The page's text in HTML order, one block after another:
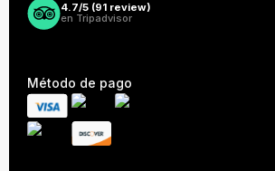
4.7/5 (91review)
en Tripadvisor
Método de pago